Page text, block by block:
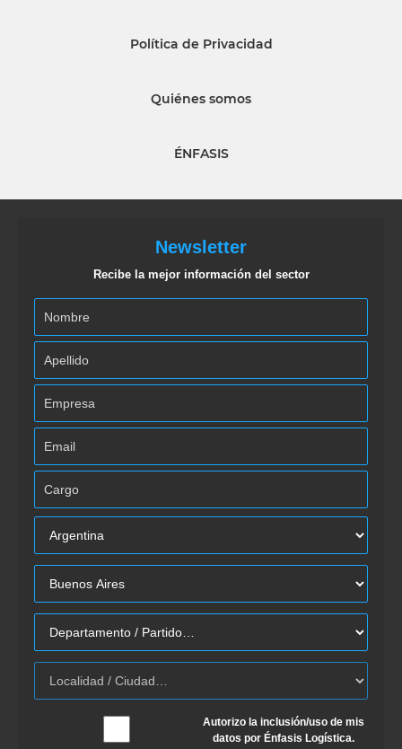
Política de Privacidad
Quiénes somos
ÉNFASIS
Newsletter
Recibe la mejor información del sector
Autorizo la inclusión/uso de mis
datos por Énfasis Logística.